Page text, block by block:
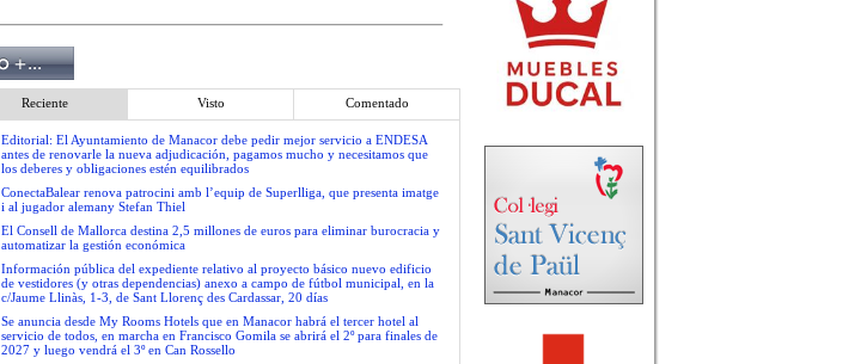
Reciente Visto Comentado
Editorial: El Ayuntamiento de Manacor debe pedir mejor servicio a ENDESA
antes de renovarle la nueva adjudicación, pagamos mucho y necesitamos que
los deberes y obligaciones estén equilibrados
ConectaBalear renova patrocini amb l’equip de Superlliga, que presenta imatge
i al jugador alemany Stefan Thiel
El Consell de Mallorca destina 2,5 millones de euros para eliminar burocracia y
automatizar la gestión económica
Información pública del expediente relativo al proyecto básico nuevo edificio
de vestidores (y otras dependencias) anexo a campo de fútbol municipal, en la
c/Jaume Llinàs, 1-3, de Sant Llorenç des Cardassar, 20 días
Se anuncia desde My Rooms Hotels que en Manacor habrá el tercer hotel al
servicio de todos, en marcha en Francisco Gomila se abrirá el 2º para finales de
2027 y luego vendrá el 3º en Can Rossello